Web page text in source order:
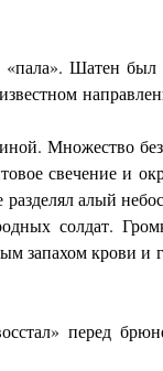
Шатен был
Множество
свечение и
алый
солдат.
запахом крови и
перед